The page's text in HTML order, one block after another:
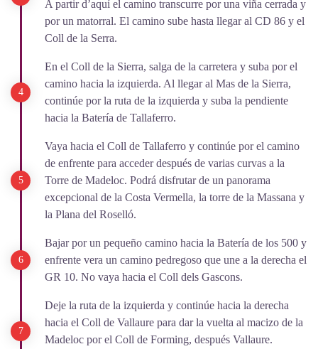
A partir d’aquí el camino transcurre por una viña cerrada y
por un matorral. El camino sube hasta llegar al CD 86 y el
Coll de la Serra.
En el Coll de la Sierra, salga de la carretera y suba por el
camino hacia la izquierda. Al llegar al Mas de la Sierra,
continúe por la ruta de la izquierda y suba la pendiente
hacia la Batería de Tallaferro.
Vaya hacia el Coll de Tallaferro y continúe por el camino
de enfrente para acceder después de varias curvas a la
Torre de Madeloc. Podrá disfrutar de un panorama
excepcional de la Costa Vermella, la torre de la Massana y
la Plana del Roselló.
Bajar por un pequeño camino hacia la Batería de los 500 y
enfrente vera un camino pedregoso que une a la derecha el
GR 10. No vaya hacia el Coll dels Gascons.
Deje la ruta de la izquierda y continúe hacia la derecha
hacia el Coll de Vallaure para dar la vuelta al macizo de la
Madeloc por el Coll de Forming, después Vallaure.